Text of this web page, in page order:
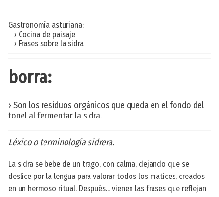
Gastronomía asturiana:
› Cocina de paisaje
› Frases sobre la sidra
borra:
› Son los residuos orgánicos que queda en el fondo del
tonel al fermentar la sidra.
Léxico o terminología sidrera.
La sidra se bebe de un trago, con calma, dejando que se
deslice por la lengua para valorar todos los matices, creados
en un hermoso ritual. Después... vienen las frases que reflejan